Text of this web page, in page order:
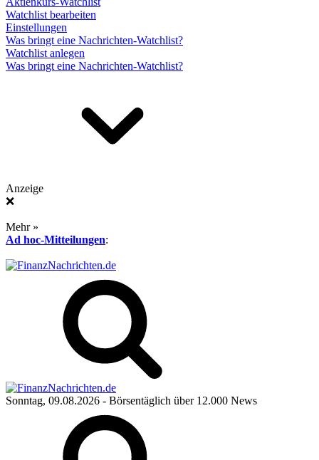
Watchlist bearbeiten
Einstellungen
Was bringt eine Nachrichten-Watchlist?
Watchlist anlegen
Was bringt eine Nachrichten-Watchlist?
Anzeige
❌
Mehr »
Ad hoc-Mitteilungen:
Sonntag, 09.08.2026 - Börsentäglich über 12.000 News